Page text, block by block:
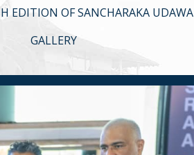
EDITION OF SANCHARAKA UDAWA
GALLERY